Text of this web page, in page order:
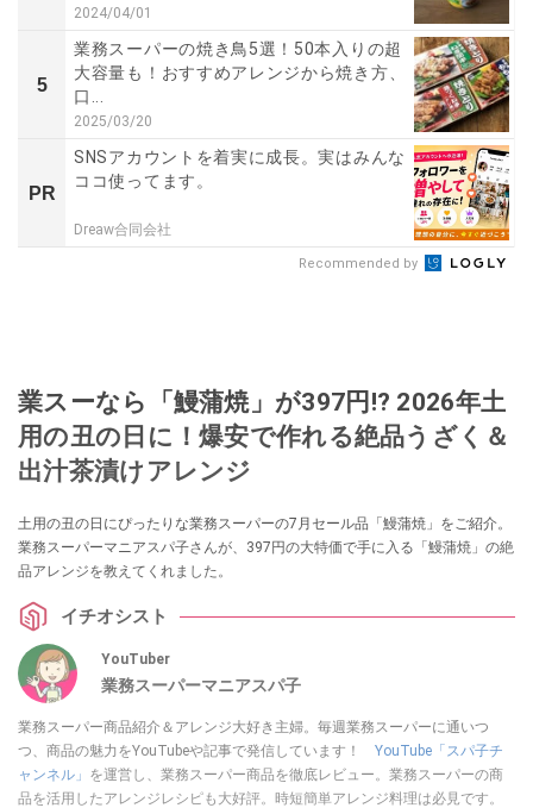
2024/04/01
5
業務スーパーの焼き鳥5選！50本入りの超
大容量も！おすすめアレンジから焼き方、
口...
2025/03/20
PR
SNSアカウントを着実に成長。実はみんな
ココ使ってます。
Dreaw合同会社
Recommended by
業スーなら「鰻蒲焼」が397円!? 2026年土
用の丑の日に！爆安で作れる絶品うざく＆
出汁茶漬けアレンジ
土用の丑の日にぴったりな業務スーパーの7月セール品「鰻蒲焼」をご紹介。
業務スーパーマニアスパ子さんが、397円の大特価で手に入る「鰻蒲焼」の絶
品アレンジを教えてくれました。
イチオシスト
YouTuber
業務スーパーマニアスパ子
業務スーパー商品紹介＆アレンジ大好き主婦。毎週業務スーパーに通いつ
つ、商品の魅力をYouTubeや記事で発信しています！ YouTube「スパ子チ
ャンネル」 を運営し、業務スーパー商品を徹底レビュー。業務スーパーの商
品を活用したアレンジレシピも大好評。時短簡単アレンジ料理は必見です。